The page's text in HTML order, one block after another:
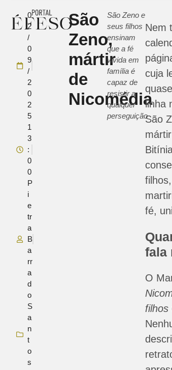
0
2
/
0
9
/
2
0
2
5
1
3
:
0
0
P
i
e
tr
a
B
a
rr
a
d
o
S
a
n
t
o
s
São
Zeno,
mártir
de
Nicomédia
São Zeno e
seus filhos
ensinam
que a fé
vivida em
família é
capaz de
resistir a
qualquer
perseguição
Nem
cuja
linha
São
fé,
fala
O
filhos